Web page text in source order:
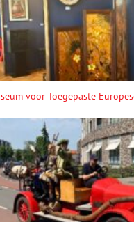
voor Toegepaste